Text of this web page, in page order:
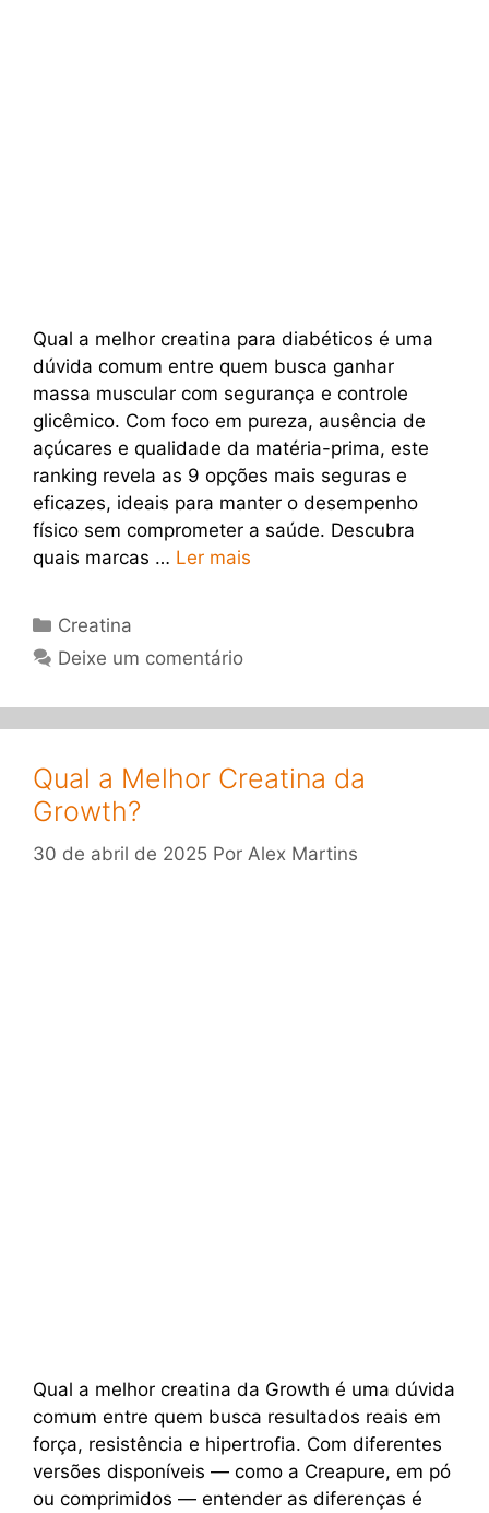
Qual a melhor creatina para diabéticos é uma
dúvida comum entre quem busca ganhar
massa muscular com segurança e controle
glicêmico. Com foco em pureza, ausência de
açúcares e qualidade da matéria-prima, este
ranking revela as 9 opções mais seguras e
eficazes, ideais para manter o desempenho
físico sem comprometer a saúde. Descubra
quais marcas … Ler mais
Categorias
Creatina
Deixe um comentário
Qual a Melhor Creatina da
Growth?
30 de abril de 2025 Por Alex Martins
Qual a melhor creatina da Growth é uma dúvida
comum entre quem busca resultados reais em
força, resistência e hipertrofia. Com diferentes
versões disponíveis — como a Creapure, em pó
ou comprimidos — entender as diferenças é